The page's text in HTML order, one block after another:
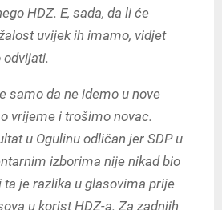
HDZ. E, sada, da li će
uvijek ih imamo, vidjet
samo da ne idemo u nove
vrijeme i trošimo novac.
u Ogulinu odličan jer SDP u
izborima nije nikad bio
ta je razlika u glasovima prije
u korist HDZ-a. Za zadnjih